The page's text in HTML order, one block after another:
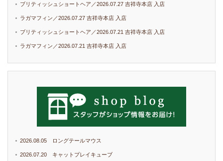
ブリティッシュショートヘア／2026.07.27 吉祥寺本店 入店
ラガマフィン／2026.07.27 吉祥寺本店 入店
ブリティッシュショートヘア／2026.07.21 吉祥寺本店 入店
ラガマフィン／2026.07.21 吉祥寺本店 入店
2026.08.05 ロングテールマウス
2026.07.20 キャットプレイキューブ